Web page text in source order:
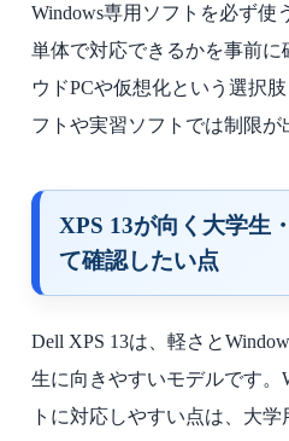
Windows専用ソフトを必ず使
単体で対応できるかを事前に
ウドPCや仮想化という選択
フトや実習ソフトでは制限が
XPS 13が向く大学生
て確認したい点
Dell XPS 13は、軽さと
生に向きやすいモデルです。
トに対応しやすい点は、大